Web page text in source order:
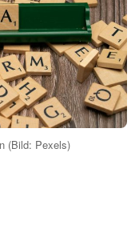
(Bild: Pexels)